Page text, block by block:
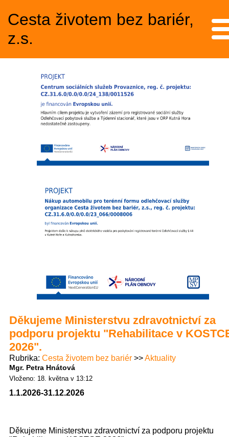
Cesta životem bez bariér,
z.s.
Děkujeme Ministerstvu zdravotnictví za
podporu projektu "Rehabilitace v
2026".
Rubrika Cesta životem bez bariér Aktuality
Mgr. Petra Hnátová
Vloženo: 18. května v 13:12
1.1.2026-31.12.2026
Děkujeme Ministerstvu zdravotnictví za podporu projektu